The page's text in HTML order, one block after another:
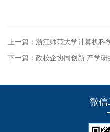
上一篇：浙江师范大学计算机科
下一篇：政校企协同创新 产学研
微